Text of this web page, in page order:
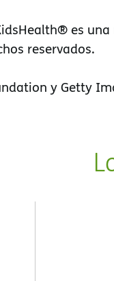
es
reservados.
y Getty